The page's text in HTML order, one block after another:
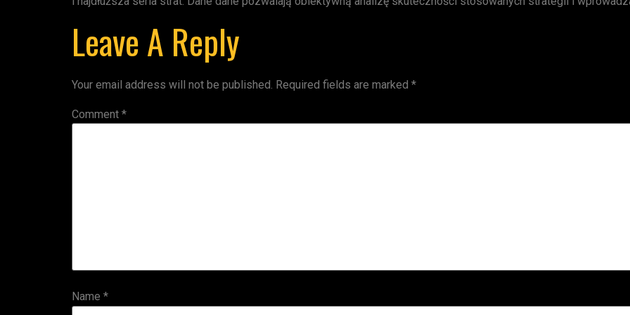
Leave A Reply
Your email address will not be published. Required fields are marked *
Comment *
Name *